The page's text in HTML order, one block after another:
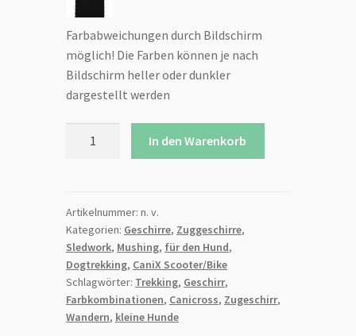
Farbabweichungen durch Bildschirm
möglich! Die Farben können je nach
Bildschirm heller oder dunkler
dargestellt werden
"Mini"
Menge
In den Warenkorb
Artikelnummer:n. v.
Kategorien: Geschirre, Zuggeschirre,
Sledwork, Mushing, für den Hund,
Dogtrekking, CaniX Scooter/Bike
Schlagwörter: Trekking, Geschirr,
Farbkombinationen, Canicross, Zugeschirr,
Wandern, kleine Hunde